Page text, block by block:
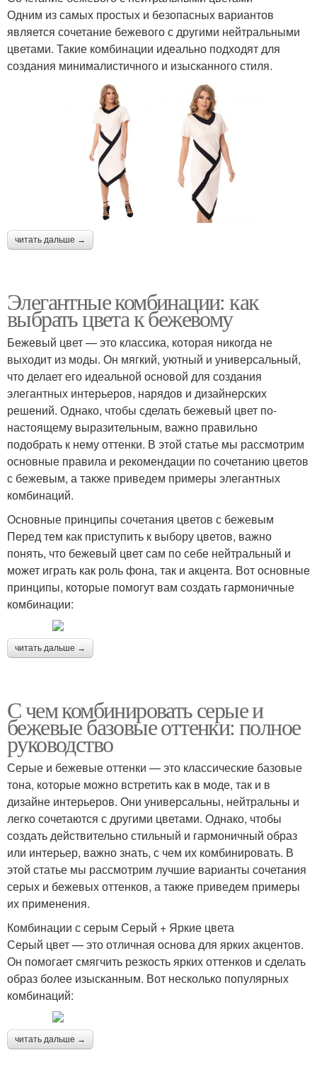
Одним из самых простых и безопасных вариантов
является сочетание бежевого с другими нейтральными
цветами. Такие комбинации идеально подходят для
создания минималистичного и изысканного стиля.
читать дальше →
Элегантные комбинации: как
выбрать цвета к бежевому
Бежевый цвет — это классика, которая никогда не
выходит из моды. Он мягкий, уютный и универсальный,
что делает его идеальной основой для создания
элегантных интерьеров, нарядов и дизайнерских
решений. Однако, чтобы сделать бежевый цвет по-
настоящему выразительным, важно правильно
подобрать к нему оттенки. В этой статье мы рассмотрим
основные правила и рекомендации по сочетанию цветов
с бежевым, а также приведем примеры элегантных
комбинаций.
Основные принципы сочетания цветов с бежевым
Перед тем как приступить к выбору цветов, важно
понять, что бежевый цвет сам по себе нейтральный и
может играть как роль фона, так и акцента. Вот основные
принципы, которые помогут вам создать гармоничные
комбинации:
читать дальше →
С чем комбинировать серые и
бежевые базовые оттенки: полное
руководство
Серые и бежевые оттенки — это классические базовые
тона, которые можно встретить как в моде, так и в
дизайне интерьеров. Они универсальны, нейтральны и
легко сочетаются с другими цветами. Однако, чтобы
создать действительно стильный и гармоничный образ
или интерьер, важно знать, с чем их комбинировать. В
этой статье мы рассмотрим лучшие варианты сочетания
серых и бежевых оттенков, а также приведем примеры
их применения.
Комбинации с серым Серый + Яркие цвета
Серый цвет — это отличная основа для ярких акцентов.
Он помогает смягчить резкость ярких оттенков и сделать
образ более изысканным. Вот несколько популярных
комбинаций:
читать дальше →